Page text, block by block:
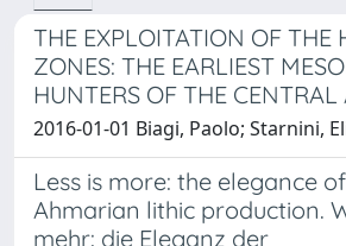
THE EXPLOITATION OF THE
ZONES: THE EARLIEST
HUNTERS OF THE
2016-01-01 Biagi, Paolo; Starnini,
Less is more: the elegance
Ahmarian lithic production.
mehr: die Eleganz der